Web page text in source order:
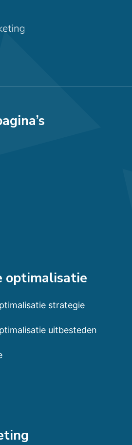
optimalisatie
strategie
uitbesteden